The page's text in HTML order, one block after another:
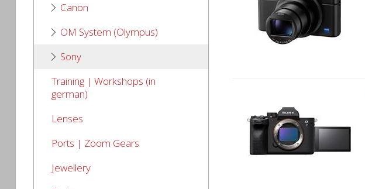
Canon
OM System (Olympus)
Sony
Training | Workshops (in
german)
Lenses
Ports | Zoom Gears
Jewellery